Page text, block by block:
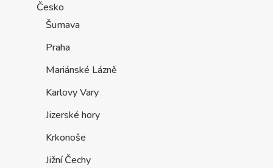
Česko
Šumava
Praha
Mariánské Lázně
Karlovy Vary
Jizerské hory
Krkonoše
Jižní Čechy